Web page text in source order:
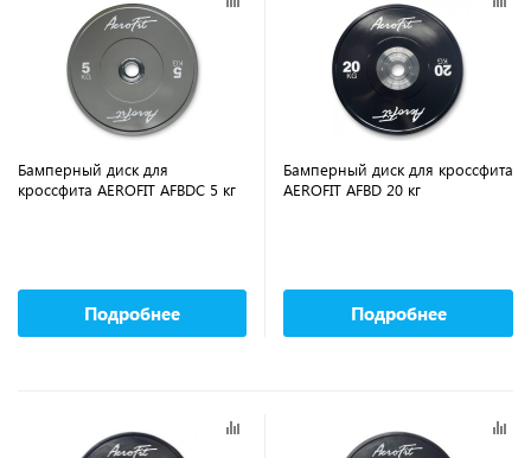
Бамперный диск для
кроссфита AEROFIT AFBDC 5 кг
Подробнее
Бамперный диск для кроссфита
AEROFIT AFBD 20 кг
Подробнее